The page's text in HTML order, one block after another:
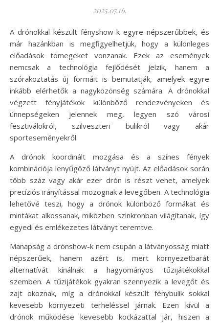
2025.07.16.
A drónokkal készült fényshow-k egyre népszerűbbek, és
már hazánkban is megfigyelhetjük, hogy a különleges
előadások tömegeket vonzanak. Ezek az események
nemcsak a technológia fejlődését jelzik, hanem a
szórakoztatás új formáit is bemutatják, amelyek egyre
inkább elérhetők a nagyközönség számára. A drónokkal
végzett fényjátékok különböző rendezvényeken és
ünnepségeken jelennek meg, legyen szó városi
fesztiválokról, szilveszteri bulikról vagy akár
sporteseményekről.
A drónok koordinált mozgása és a színes fények
kombinációja lenyűgöző látványt nyújt. Az előadások során
több száz vagy akár ezer drón is részt vehet, amelyek
precíziós irányítással mozognak a levegőben. A technológia
lehetővé teszi, hogy a drónok különböző formákat és
mintákat alkossanak, miközben szinkronban világítanak, így
egyedi és emlékezetes látványt teremtve.
Manapság a drónshow-k nem csupán a látványosság miatt
népszerűek, hanem azért is, mert környezetbarát
alternatívát kínálnak a hagyományos tűzijátékokkal
szemben. A tűzijátékok gyakran szennyezik a levegőt és
zajt okoznak, míg a drónokkal készült fénybulik sokkal
kevesebb környezeti terheléssel járnak. Ezen kívül a
drónok működése kevesebb kockázattal jár, hiszen a